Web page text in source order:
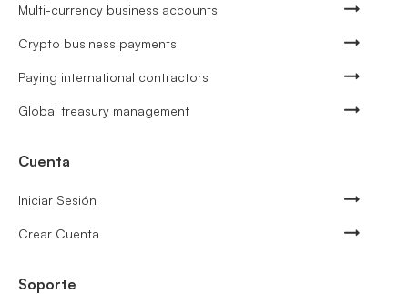
Multi-currency business accounts
Crypto business payments
Paying international contractors
Global treasury management
Cuenta
Iniciar Sesión
Crear Cuenta
Soporte